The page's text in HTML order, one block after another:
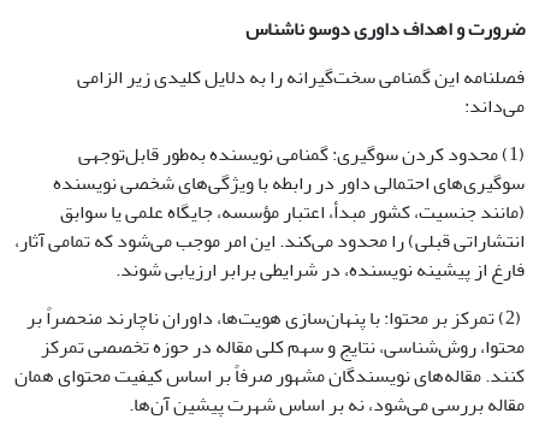
ضرورت و اهداف داوری دوسو ناشناس
فصلنامه این گمنامی سخت‌گیرانه را به دلایل کلیدی زیر الزامی
می‌داند:
(1) محدود کردن سوگیری: گمنامی نویسنده به‌طور قابل‌توجهی
سوگیری‌های احتمالی داور در رابطه با ویژگی‌های شخصی نویسنده
(مانند جنسیت، کشور مبدأ، اعتبار مؤسسه، جایگاه علمی یا سوابق
انتشاراتی قبلی) را محدود می‌کند. این امر موجب می‌شود که تمامی آثار،
فارغ از پیشینه نویسنده، در شرایطی برابر ارزیابی شوند.
(2) تمرکز بر محتوا: با پنهان‌سازی هویت‌ها، داوران ناچارند منحصراً بر
محتوا، روش‌شناسی، نتایج و سهم کلی مقاله در حوزه تخصصی تمرکز
کنند. مقاله‌های نویسندگان مشهور صرفاً بر اساس کیفیت محتوای همان
مقاله بررسی می‌شود، نه بر اساس شهرت پیشین آن‌ها.